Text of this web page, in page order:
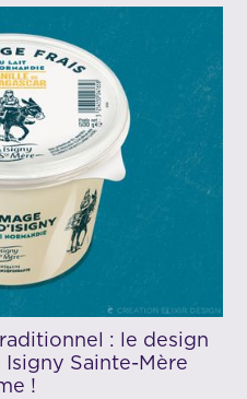
: le design
Sainte-Mère
!